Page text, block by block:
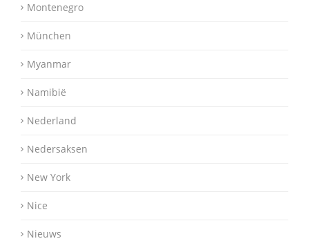
Montenegro
München
Myanmar
Namibië
Nederland
Nedersaksen
New York
Nice
Nieuws